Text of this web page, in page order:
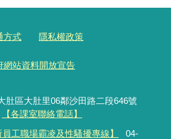
方式 隱私權政策
網站資料開放宣告
肚區大肚里06鄰沙田路二段646號
【各課室聯絡電話】
工職場霸凌及性騷擾專線】
04-